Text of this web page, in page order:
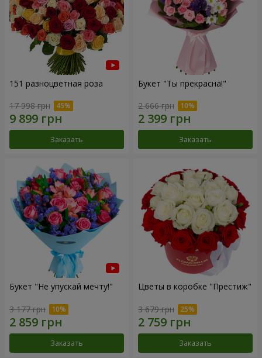
151 разноцветная роза
17 998 грн
Заказать
Букет "Ты прекрасна!"
2 666 грн
Заказать
Букет "Не упускай мечту!"
3 177 грн
Заказать
Цветы в коробке "Престиж"
3 679 грн
Заказать